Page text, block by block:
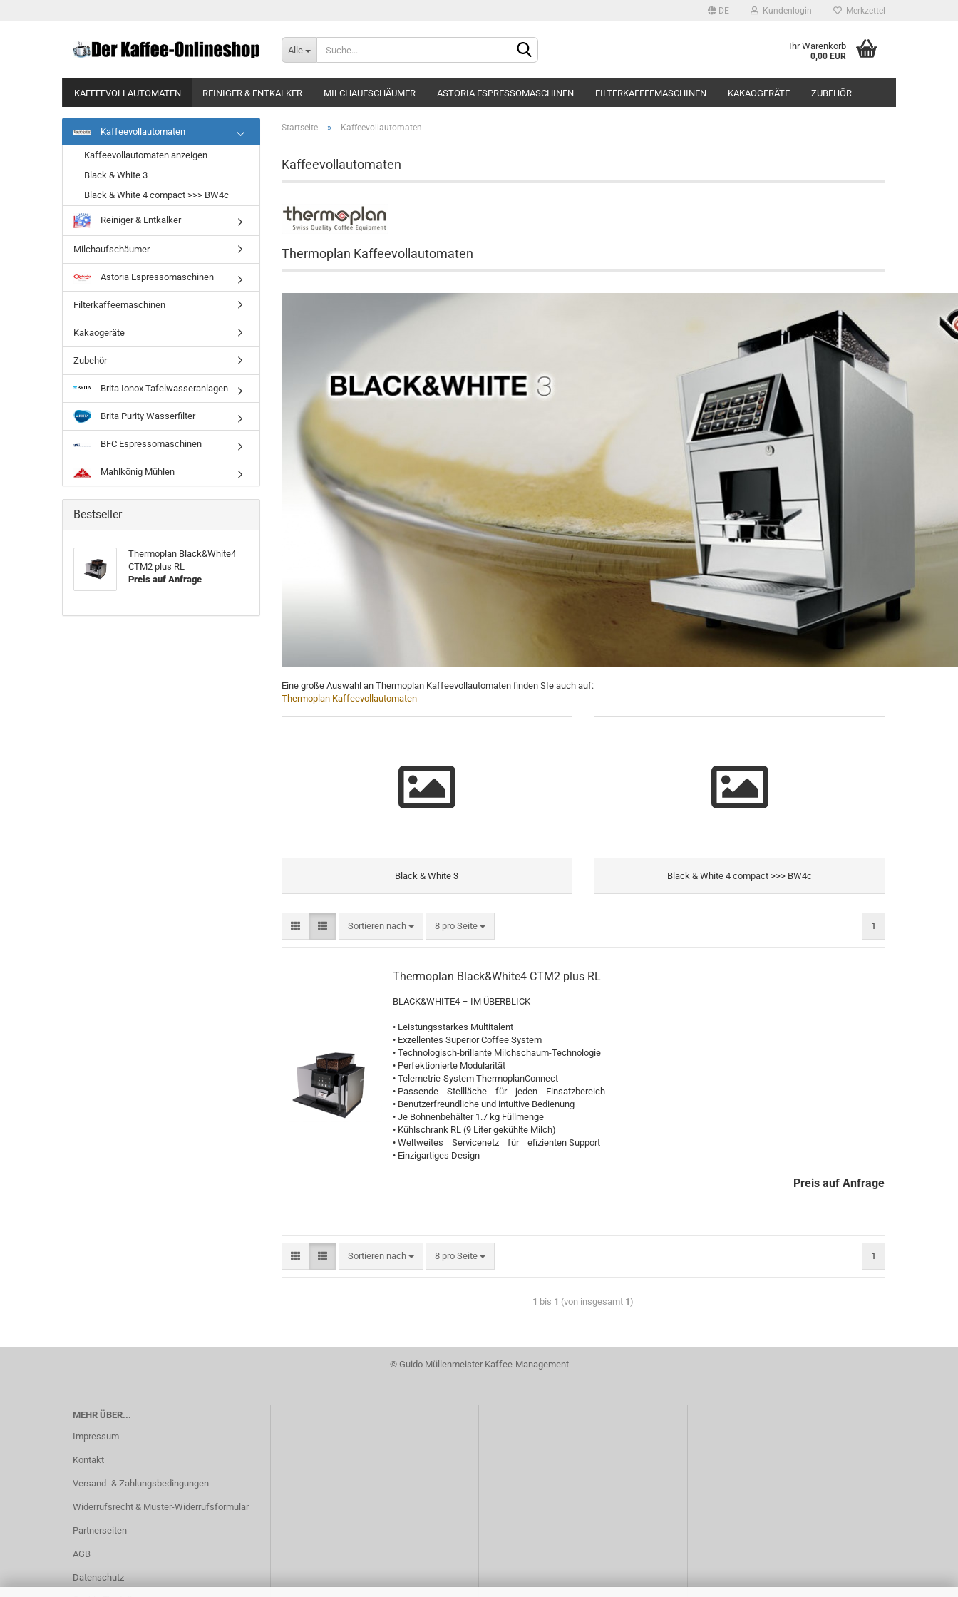
DE
Lieferland
Kundenlogin Merkzettel
Alle Ihr Warenkorb
0,00 EUR
KAFFEEVOLLAUTOMATEN REINIGER & ENTKALKER MILCHAUFSCHÄUMER ASTORIA ESPRESSOMASCHINEN FILTERKAFFEEMASCHINEN KAKAOGERÄTE ZUBEHÖR
BRITA IONOX TAFELWASSERANLAGEN BRITA PURITY WASSERFILTER
Startseite » Kaffeevollautomaten
Kaffeevollautomaten
Thermoplan Kaffeevollautomaten
Eine große Auswahl an Thermoplan Kaffeevollautomaten finden SIe auch auf:
Thermoplan Kaffeevollautomaten
Black & White 3 Black & White 4 compact >>> BW4c
Sortieren nach 8 pro Seite 1
Thermoplan Black&White4 CTM2 plus RL
BLACK&WHITE4 – IM ÜBERBLICK
• Leistungsstarkes Multitalent
• Exzellentes Superior Coffee System
• Technologisch-brillante Milchschaum-Technologie
• Perfektionierte Modularität
• Telemetrie-System ThermoplanConnect
• Passende Stellläche für jeden Einsatzbereich
• Benutzerfreundliche und intuitive Bedienung
• Je Bohnenbehälter 1.7 kg Füllmenge
• Kühlschrank RL (9 Liter gekühlte Milch)
• Weltweites Servicenetz für efizienten Support
• Einzigartiges Design
Preis auf Anfrage
Sortieren nach 8 pro Seite 1
1 bis 1 (von insgesamt 1)
Kaffeevollautomaten
Kaffeevollautomaten anzeigen
Black & White 3
Black & White 4 compact >>> BW4c
Reiniger & Entkalker
Milchaufschäumer
Astoria Espressomaschinen
Filterkaffeemaschinen
Kakaogeräte
Zubehör
Brita Ionox Tafelwasseranlagen
Brita Purity Wasserfilter
BFC Espressomaschinen
Mahlkönig Mühlen
Bestseller
Thermoplan Black&White4
CTM2 plus RL
Preis auf Anfrage
© Guido Müllenmeister Kaffee-Management
MEHR ÜBER...
Impressum
Kontakt
Versand- & Zahlungsbedingungen
Widerrufsrecht & Muster-Widerrufsformular
Partnerseiten
AGB
Datenschutz